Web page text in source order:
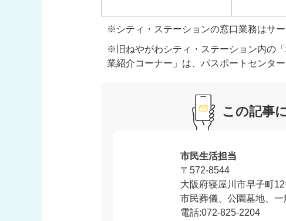
※シティ・ステーションの窓口業務はサー
※旧ねやがわシティ・ステーション内の
業紹介コーナー」は、パスポートセンタ
この記事
市民生活担当
〒572-8544
大阪府寝屋川市早子町
市民葬儀、公園墓地、
電話:072-825-2204